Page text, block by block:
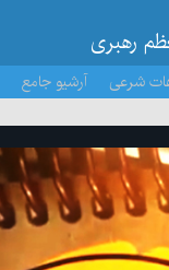
رهبری
شرعی آرشیو جامع